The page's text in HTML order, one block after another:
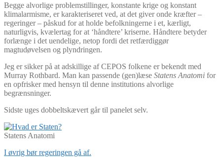
Begge alvorlige problemstillinger, konstante krige og konstant
klimalarmisme, er karakteriseret ved, at det giver onde kræfter –
regeringer – påskud for at holde befolkningerne i et, kærligt,
naturligvis, kvælertag for at ‘håndtere’ kriserne. Håndtere betyder
forlænge i det uendelige, netop fordi det retfærdiggør
magtudøvelsen og plyndringen.
Jeg er sikker på at adskillige af CEPOS folkene er bekendt med
Murray Rothbard. Man kan passende (gen)læse Statens Anatomi for
en opfrisker med hensyn til denne institutions alvorlige
begrænsninger.
Sidste uges dobbeltskævert går til panelet selv.
Statens Anatomi
I øvrig bør regeringen gå af.